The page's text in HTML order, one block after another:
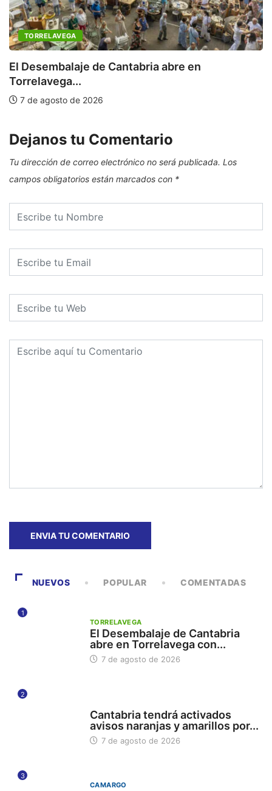
TORRELAVEGA
El Desembalaje de Cantabria abre en
Torrelavega...
7 de agosto de 2026
Dejanos tu Comentario
Tu dirección de correo electrónico no será publicada. Los
campos obligatorios están marcados con *
NUEVOS POPULAR COMENTADAS
1
TORRELAVEGA
El Desembalaje de Cantabria
abre en Torrelavega con...
7 de agosto de 2026
2
Cantabria tendrá activados
avisos naranjas y amarillos por...
7 de agosto de 2026
3
CAMARGO